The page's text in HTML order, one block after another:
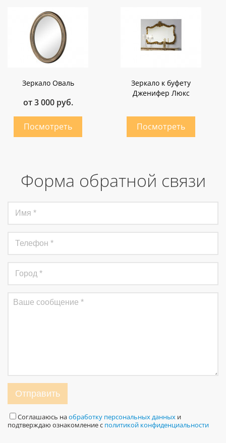
Зеркало Оваль
от 3 000 руб.
Зеркало к буфету
Дженифер Люкс
Форма обратной связи
Отправить
Соглашаюсь наобработку персональных данных и
подтверждаю ознакомление с политикой конфиденциальности